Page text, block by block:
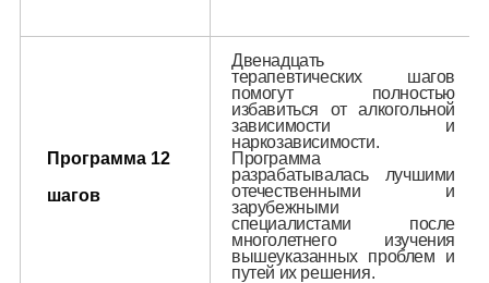
Программа 12
шагов
Двенадцать
терапевтических шагов
помогут полностью
избавиться от алкогольной
зависимости и
наркозависимости.
Программа
разрабатывалась лучшими
отечественными и
зарубежными
специалистами после
многолетнего изучения
вышеуказанных проблем и
путей их решения.